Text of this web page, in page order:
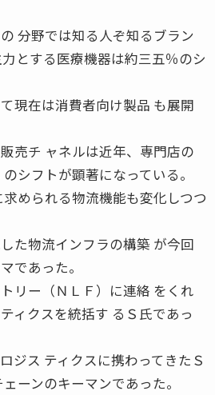
分野では知る人ぞ知るブラン
とする医療機器は約三五％のシ
現在は消費者向け製品 も展開
売チ ャネルは近年、専門店の
シフトが顕著になっている。
められる物流機能も変化しつつ
た物流インフラの構築 が今回
であった。
リー（ＮＬＦ）に連絡 をくれ
ィクスを統括す るＳ氏であっ
ジス ティクスに携わってきたＳ
ーンのキーマンであった。